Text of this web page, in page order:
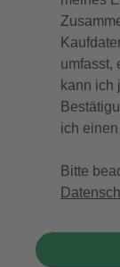
umfasst,
kann ich
ich einen
Bitte